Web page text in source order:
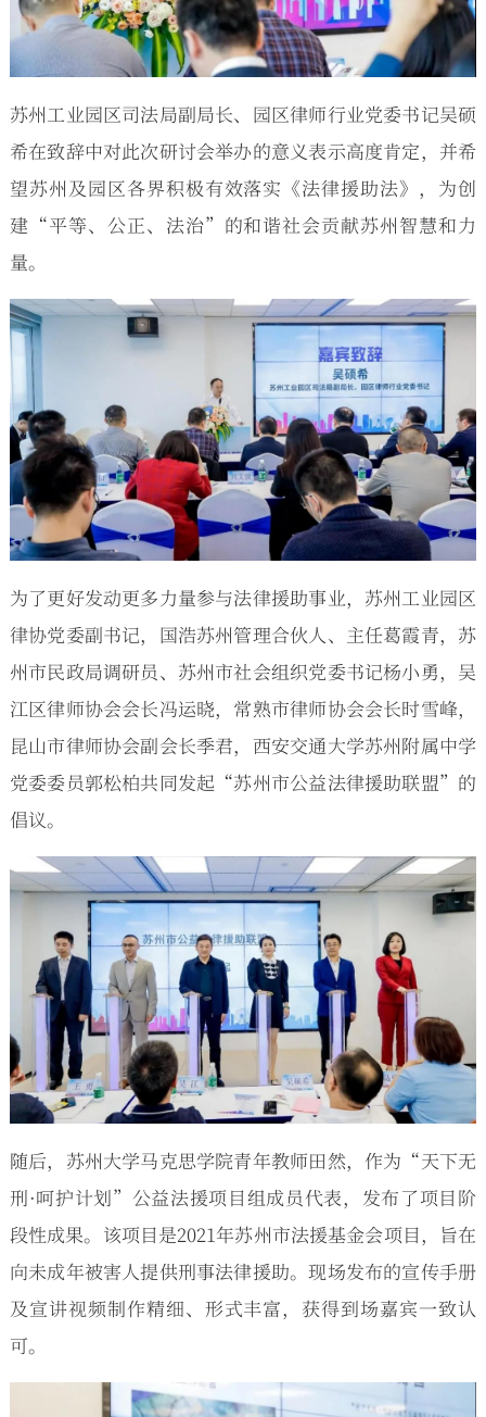
苏州工业园区司法局副局长、园区律师行业党委书记吴硕
希在致辞中对此次研讨会举办的意义表示高度肯定，并希
望苏州及园区各界积极有效落实《法律援助法》，为创
建“平等、公正、法治”的和谐社会贡献苏州智慧和力
量。
为了更好发动更多力量参与法律援助事业，苏州工业园区
律协党委副书记，国浩苏州管理合伙人、主任葛霞青，苏
州市民政局调研员、苏州市社会组织党委书记杨小勇，吴
江区律师协会会长冯运晓，常熟市律师协会会长时雪峰，
昆山市律师协会副会长季君，西安交通大学苏州附属中学
党委委员郭松柏共同发起“苏州市公益法律援助联盟”的
倡议。
随后，苏州大学马克思学院青年教师田然，作为“天下无
刑·呵护计划”公益法援项目组成员代表，发布了项目阶
段性成果。该项目是2021年苏州市法援基金会项目，旨在
向未成年被害人提供刑事法律援助。现场发布的宣传手册
及宣讲视频制作精细、形式丰富，获得到场嘉宾一致认
可。